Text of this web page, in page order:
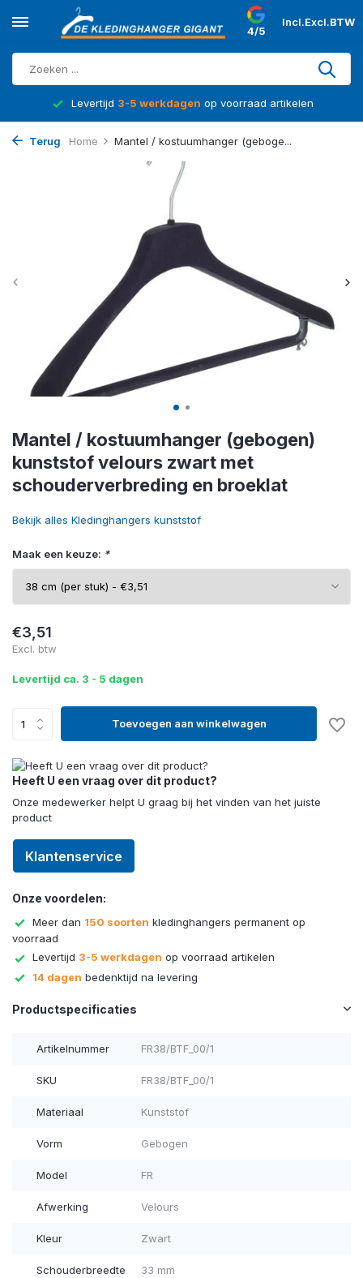
4/5
Incl.Excl.BTW
Levertijd 3-5 werkdagen op voorraad artikelen
Terug Home Mantel / kostuumhanger (geboge...
Mantel / kostuumhanger (gebogen)
kunststof velours zwart met
schouderverbreding en broeklat
Bekijk alles Kledinghangers kunststof
Maak een keuze: *
€3,51
Excl. btw
Levertijd ca. 3 - 5 dagen
Toevoegen aan winkelwagen
Heeft U een vraag over dit product?
Onze medewerker helpt U graag bij het vinden van het juiste
product
Klantenservice
Onze voordelen:
Meer dan 150 soorten kledinghangers permanent op
voorraad
Levertijd 3-5 werkdagen op voorraad artikelen
14 dagen bedenktijd na levering
Productspecificaties
Artikelnummer FR38/BTF_00/1
SKU FR38/BTF_00/1
Materiaal Kunststof
Vorm Gebogen
Model FR
Afwerking Velours
Kleur Zwart
Schouderbreedte 33 mm